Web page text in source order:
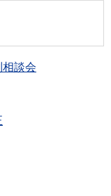
談会